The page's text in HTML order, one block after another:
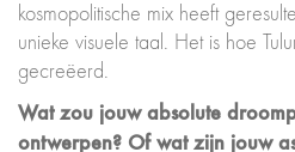
kosmopolitische mix heeft
unieke visuele taal. Het is hoe
gecreëerd.
Wat zou jouw absolute
ontwerpen? Of wat zijn jouw